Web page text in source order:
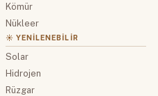
Kömür
Nükleer
☀️ YENILENEBILIR
Solar
Hidrojen
Rüzgar